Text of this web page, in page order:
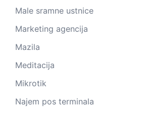
Male sramne ustnice
Marketing agencija
Mazila
Meditacija
Mikrotik
Najem pos terminala